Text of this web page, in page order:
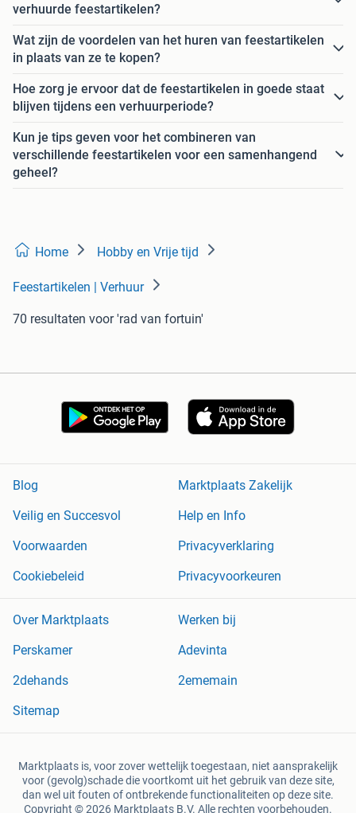
verhuurde feestartikelen?
Wat zijn de voordelen van het huren van feestartikelen
in plaats van ze te kopen?
Hoe zorg je ervoor dat de feestartikelen in goede staat
blijven tijdens een verhuurperiode?
Kun je tips geven voor het combineren van
verschillende feestartikelen voor een samenhangend
geheel?
Home Hobby en Vrije tijd
Feestartikelen | Verhuur
70 resultaten voor 'rad van fortuin'
Blog
Marktplaats Zakelijk
Veilig en Succesvol
Help en Info
Voorwaarden
Privacyverklaring
Cookiebeleid
Privacyvoorkeuren
Over Marktplaats
Werken bij
Perskamer
Adevinta
2dehands
2ememain
Sitemap
Marktplaats is, voor zover wettelijk toegestaan, niet aansprakelijk
voor (gevolg)schade die voortkomt uit het gebruik van deze site,
dan wel uit fouten of ontbrekende functionaliteiten op deze site.
Copyright © 2026 Marktplaats B.V. Alle rechten voorbehouden.